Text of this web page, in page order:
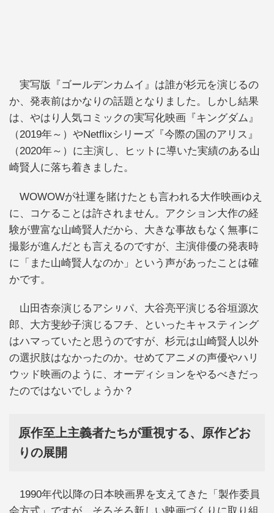
実写版『ゴールデンカムイ』は誰が杉元を演じるの
か、発表前はかなりの話題となりました。しかし結果
は、やはり人気コミックの実写化映画『キングダム』
（2019年～）やNetflixシリーズ『今際の国のアリス』
（2020年～）に主演し、ヒットに導いた実績のある山
崎賢人に落ち着きました。
WOWOWが社運を賭けたとも言われる大作映画ゆえ
に、コケることは許されません。アクション大作の経
験が豊富な山崎賢人だから、大きな事故もなく無事に
撮影が進んだとも言えるのですが、主演俳優の発表時
に「また山崎賢人なのか」という声があったことは確
かです。
山田杏奈演じるアシㇼパ、大谷亮平演じる谷垣源次
郎、大方斐紗子演じるフチ、といったキャスティング
はハマっていたと思うのですが、杉元は山崎賢人以外
の選択肢はなかったのか。せめてアニメの声優やハリ
ウッド映画のように、オーディションをやるべきだっ
たのではないでしょうか？
原作至上主義者たちが重視する、原作どお
りの展開
1990年代以降の日本映画界を支えてきた「製作委員